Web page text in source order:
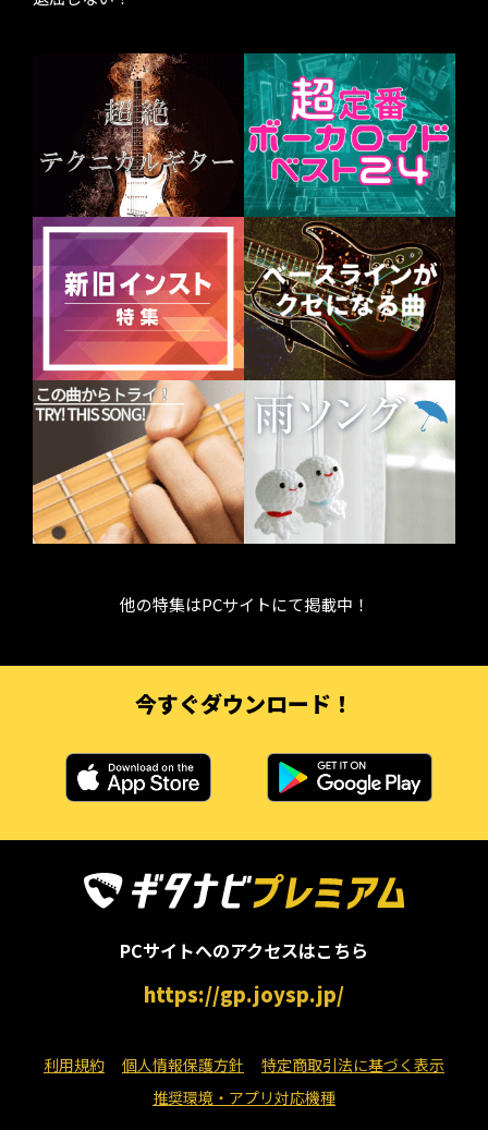
他の特集はPCサイトにて掲載中！
今すぐダウンロード！
PCサイトへのアクセスはこちら
https://gp.joysp.jp/
利用規約 個人情報保護方針
特定商取引法に基づく表示
推奨環境・アプリ対応機種